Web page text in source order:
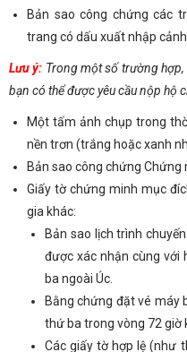
Bản sao công chứng các
trang có dấu xuất nhập
Lưu ý: Trong một số trường hợp,
bạn có thể được yêu cầu nộp hộ
Một tấm ảnh chụp trong
nền trơn (trắng hoặc xanh
Bản sao công chứng Chứng
Giấy tờ chứng minh mục
gia khác:
Bản sao lịch trình
được xác nhận cùng với
ba ngoài Úc.
Bằng chứng đặt vé máy
thứ ba trong vòng 72 giờ
Các giấy tờ hợp lệ (như